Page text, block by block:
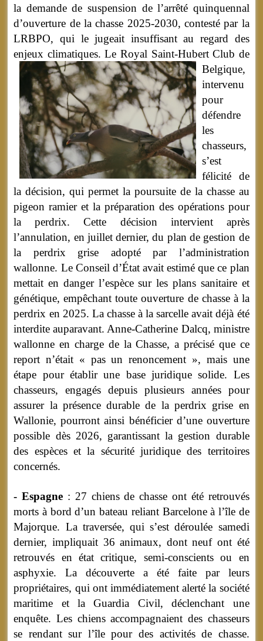
la demande de suspension de l’arrêté quinquennal
d’ouverture de la chasse 2025-2030, contesté par la
LRBPO, qui le jugeait insuffisant au regard des
enjeux climatiques.Le Royal Saint-Hubert Club de
Belgique,
intervenu
pour
défendre
les
chasseurs,
s’est
félicité de
la décision, qui permet la poursuite de la chasse au
pigeon ramier et la préparation des opérations pour
la perdrix. Cette décision intervient après
l’annulation, en juillet dernier, du plan de gestion de
la perdrix grise adopté par l’administration
wallonne. Le Conseil d’État avait estimé que ce plan
mettait en danger l’espèce sur les plans sanitaire et
génétique, empêchant toute ouverture de chasse à la
perdrix en 2025. La chasse à la sarcelle avait déjà été
interdite auparavant. Anne-Catherine Dalcq, ministre
wallonne en charge de la Chasse, a précisé que ce
report n’était « pas un renoncement », mais une
étape pour établir une base juridique solide. Les
chasseurs, engagés depuis plusieurs années pour
assurer la présence durable de la perdrix grise en
Wallonie, pourront ainsi bénéficier d’une ouverture
possible dès 2026, garantissant la gestion durable
des espèces et la sécurité juridique des territoires
concernés.
- Espagne : 27 chiens de chasse ont été retrouvés
morts à bord d’un bateau reliant Barcelone à l’île de
Majorque. La traversée, qui s’est déroulée samedi
dernier, impliquait 36 animaux, dont neuf ont été
retrouvés en état critique, semi-conscients ou en
asphyxie. La découverte a été faite par leurs
propriétaires, qui ont immédiatement alerté la société
maritime et la Guardia Civil, déclenchant une
enquête. Les chiens accompagnaient des chasseurs
se rendant sur l’île pour des activités de chasse.